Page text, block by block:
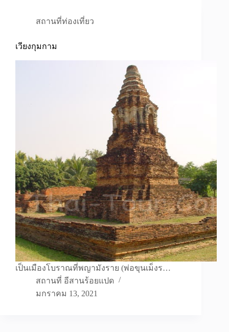
สถานที่ท่องเที่ยว
เวียงกุมกาม
เป็นเมืองโบราณที่พญามังราย (พ่อขุนเม็งร…
สถานที่ อีสานร้อยแปด
มกราคม 13, 2021